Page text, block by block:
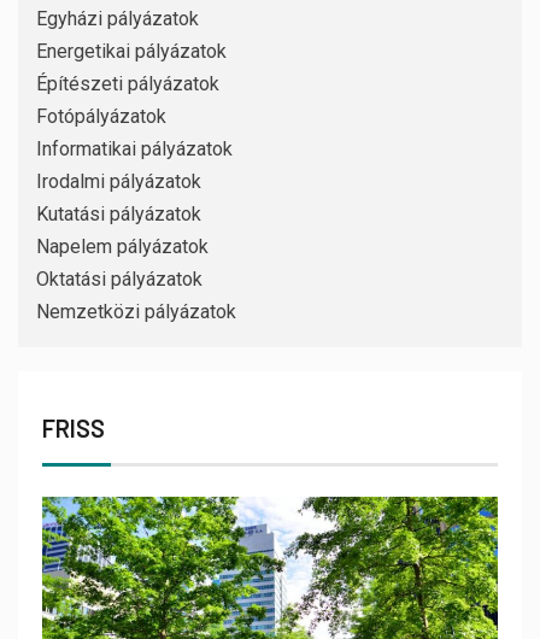
Egyházi pályázatok
Energetikai pályázatok
Építészeti pályázatok
Fotópályázatok
Informatikai pályázatok
Irodalmi pályázatok
Kutatási pályázatok
Napelem pályázatok
Oktatási pályázatok
Nemzetközi pályázatok
FRISS